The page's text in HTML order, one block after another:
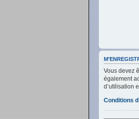
Vous devez
également
d’utilisation
Conditions